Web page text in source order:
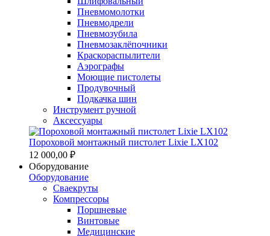
Пневмомолотки
Пневмодрели
Пневмозубила
Пневмозаклёпочники
Краскораспылители
Аэрографы
Моющие пистолеты
Продувочный
Подкачка шин
Инструмент ручной
Аксессуары
Пороховой монтажный пистолет Lixie LX102
12 000,00 ₽
Оборудование
Оборудование
Сваекруты
Компрессоры
Поршневые
Винтовые
Медицинские